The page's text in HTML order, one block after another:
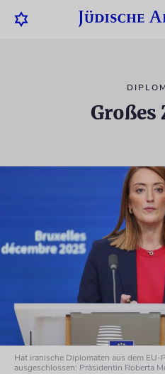
Großes
Hat iranische Diplomaten aus dem EU-
ausgeschlossen: Präsidentin Roberta